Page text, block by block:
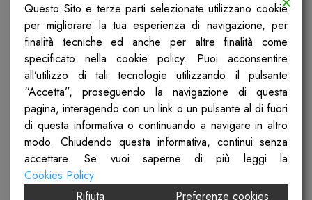
Milano Pavia
Sondrio Ticino Olona
Questo Sito e terze parti selezionate utilizzano cookie
per migliorare la tua esperienza di navigazione, per
finalità tecniche ed anche per altre finalità come
specificato nella cookie policy. Puoi acconsentire
all’utilizzo di tali tecnologie utilizzando il pulsante
“Accetta”, proseguendo la navigazione di questa
pagina, interagendo con un link o un pulsante al di fuori
di questa informativa o continuando a navigare in altro
modo. Chiudendo questa informativa, continui senza
accettare. Se vuoi saperne di più leggi la
Cookies Policy
Rifiuta
Preferenze cookies